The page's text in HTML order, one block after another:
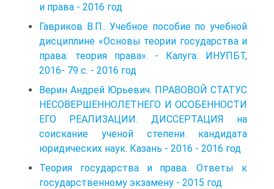
и права - 2016 год
Гавриков В.П.. Учебное пособие по учебной
дисциплине «Основы теории государства и
права: теория права». - Калуга: ИНУПБТ,
2016- 79 с. - 2016 год
Верин Андрей Юрьевич. ПРАВОВОЙ СТАТУС
НЕСОВЕРШЕННОЛЕТНЕГО И ОСОБЕННОСТИ
ЕГО РЕАЛИЗАЦИИ. ДИССЕРТАЦИЯ на
соискание ученой степени кандидата
юридических наук. Казань - 2016 - 2016 год
Теория государства и права. Ответы к
государственному экзамену - 2015 год